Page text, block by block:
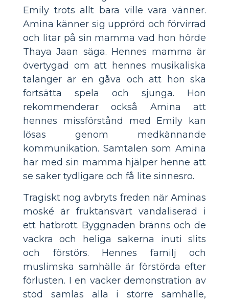
Emily trots allt bara ville vara vänner.
Amina känner sig upprörd och förvirrad
och litar på sin mamma vad hon hörde
Thaya Jaan säga. Hennes mamma är
övertygad om att hennes musikaliska
talanger är en gåva och att hon ska
fortsätta spela och sjunga. Hon
rekommenderar också Amina att
hennes missförstånd med Emily kan
lösas genom medkännande
kommunikation. Samtalen som Amina
har med sin mamma hjälper henne att
se saker tydligare och få lite sinnesro.
Tragiskt nog avbryts freden när Aminas
moské är fruktansvärt vandaliserad i
ett hatbrott. Byggnaden bränns och de
vackra och heliga sakerna inuti slits
och förstörs. Hennes familj och
muslimska samhälle är förstörda efter
förlusten. I en vacker demonstration av
stöd samlas alla i större samhälle,